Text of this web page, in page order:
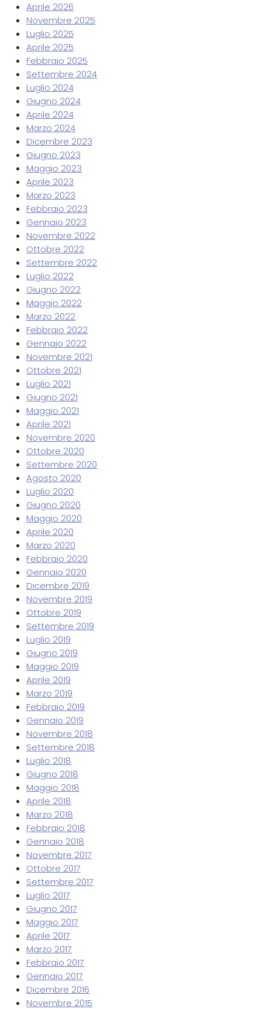
Aprile 2026
Novembre 2025
Luglio 2025
Aprile 2025
Febbraio 2025
Settembre 2024
Luglio 2024
Giugno 2024
Aprile 2024
Marzo 2024
Dicembre 2023
Giugno 2023
Maggio 2023
Aprile 2023
Marzo 2023
Febbraio 2023
Gennaio 2023
Novembre 2022
Ottobre 2022
Settembre 2022
Luglio 2022
Giugno 2022
Maggio 2022
Marzo 2022
Febbraio 2022
Gennaio 2022
Novembre 2021
Ottobre 2021
Luglio 2021
Giugno 2021
Maggio 2021
Aprile 2021
Novembre 2020
Ottobre 2020
Settembre 2020
Agosto 2020
Luglio 2020
Giugno 2020
Maggio 2020
Aprile 2020
Marzo 2020
Febbraio 2020
Gennaio 2020
Dicembre 2019
Novembre 2019
Ottobre 2019
Settembre 2019
Luglio 2019
Giugno 2019
Maggio 2019
Aprile 2019
Marzo 2019
Febbraio 2019
Gennaio 2019
Novembre 2018
Settembre 2018
Luglio 2018
Giugno 2018
Maggio 2018
Aprile 2018
Marzo 2018
Febbraio 2018
Gennaio 2018
Novembre 2017
Ottobre 2017
Settembre 2017
Luglio 2017
Giugno 2017
Maggio 2017
Aprile 2017
Marzo 2017
Febbraio 2017
Gennaio 2017
Dicembre 2016
Novembre 2015